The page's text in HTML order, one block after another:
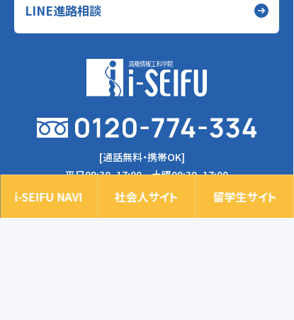
LINE進路相談
[通話無料・携帯OK]
平日09:30~17:00 土曜09:30~17:00
〒545-0042 大阪市阿倍野区丸山通1-6-3
i-SEIFU NAVI 社会人サイト 留学生サイト